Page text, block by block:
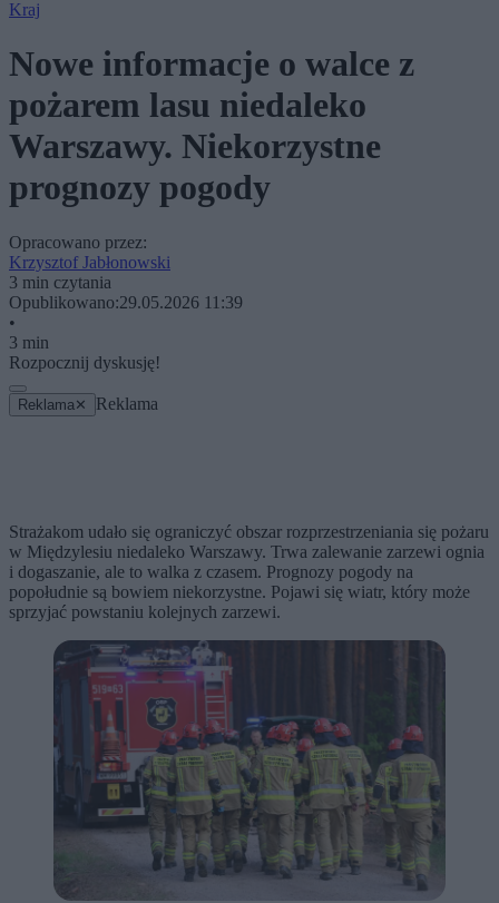
Kraj
Nowe informacje o walce z
pożarem lasu niedaleko
Warszawy. Niekorzystne
prognozy pogody
Opracowano przez:
Krzysztof Jabłonowski
3 min czytania
Opublikowano:29.05.2026 11:39
•
3 min
Rozpocznij dyskusję!
Reklama ✕ Reklama
Strażakom udało się ograniczyć obszar rozprzestrzeniania się pożaru
w Międzylesiu niedaleko Warszawy. Trwa zalewanie zarzewi ognia
i dogaszanie, ale to walka z czasem. Prognozy pogody na
popołudnie są bowiem niekorzystne. Pojawi się wiatr, który może
sprzyjać powstaniu kolejnych zarzewi.